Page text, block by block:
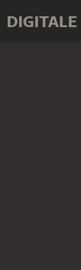
DIGITALE